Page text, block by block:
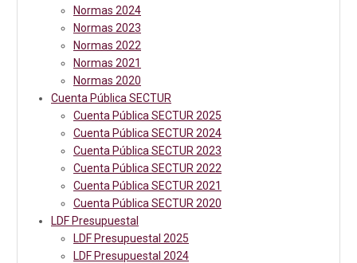
Normas 2024
Normas 2023
Normas 2022
Normas 2021
Normas 2020
Cuenta Pública SECTUR
Cuenta Pública SECTUR 2025
Cuenta Pública SECTUR 2024
Cuenta Pública SECTUR 2023
Cuenta Pública SECTUR 2022
Cuenta Pública SECTUR 2021
Cuenta Pública SECTUR 2020
LDF Presupuestal
LDF Presupuestal 2025
LDF Presupuestal 2024